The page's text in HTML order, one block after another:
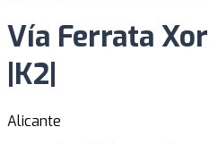
Vía Ferrata
|K2|
Alicante